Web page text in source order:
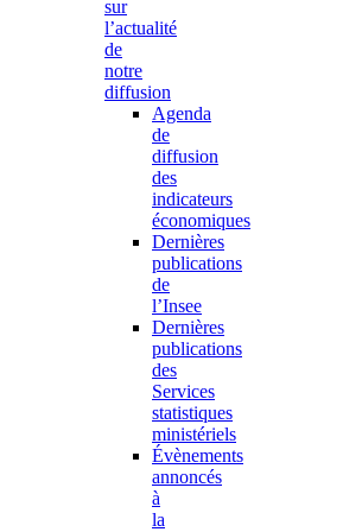
sur
l’actualité
de
notre
diffusion
Agenda
de
diffusion
des
indicateurs
économiques
Dernières
publications
de
l’Insee
Dernières
publications
des
Services
statistiques
ministériels
Évènements
annoncés
à
la